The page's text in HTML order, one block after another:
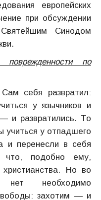
европейских
при обсуж­дении
Святей­шим Синодом
поврежденности по
себя развратил:
у язычников и
и разврати­лись. То
учиться у отпадшего
и перенесли в себя
что, подобно ему,
Но во
необходимо
захотим — и